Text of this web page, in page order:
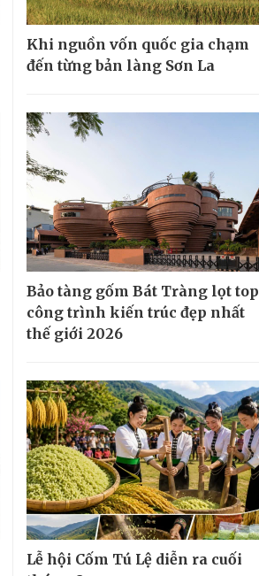
Khi nguồn vốn quốc gia chạm
đến từng bản làng Sơn La
Bảo tàng gốm Bát Tràng lọt top
công trình kiến trúc đẹp nhất
thế giới 2026
Lễ hội Cốm Tú Lệ diễn ra cuối